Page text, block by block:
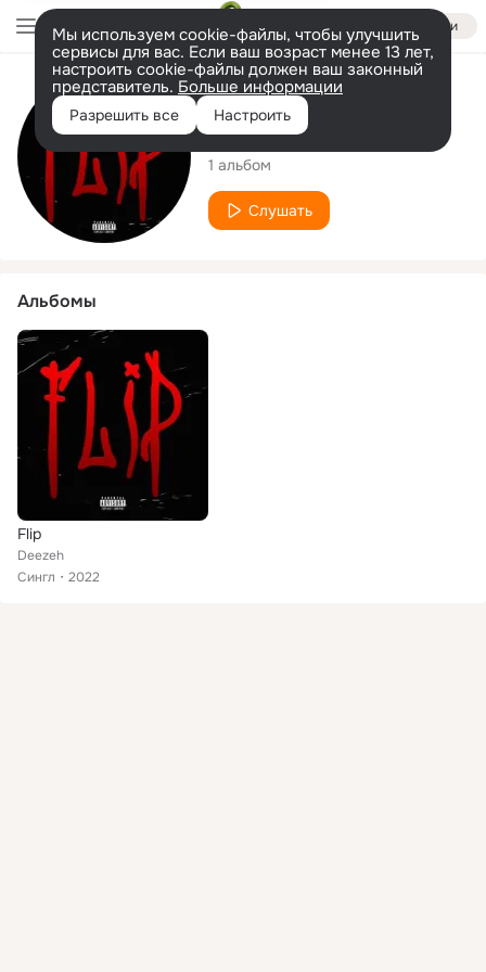
Войти
Мы используем cookie-файлы, чтобы улучшить
сервисы для вас. Если ваш возраст менее 13 лет,
настроить cookie-файлы должен ваш законный
представитель. Больше информации
Разрешить все Настроить
Исполнитель
Deezeh
1 альбом
Слушать
Альбомы
Flip
Deezeh
Сингл
2022